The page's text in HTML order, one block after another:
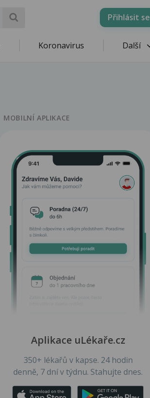
Přihlásit se
Koronavirus Další
MOBILNÍ APLIKACE
Aplikace uLékaře.cz
350+ lékařů v kapse. 24 hodin
denně, 7 dní v týdnu. Stahujte dnes.